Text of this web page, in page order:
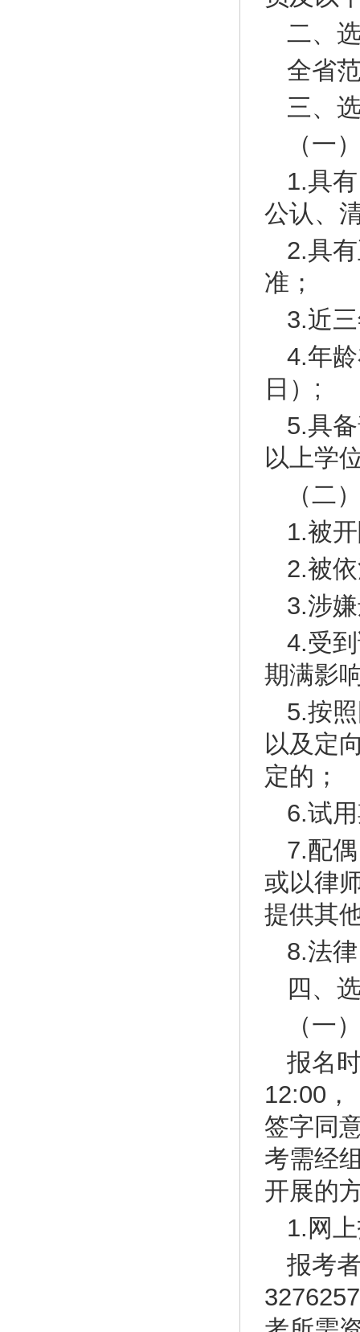
二、
全省
三、
（一
1.具
公认、
2.具
准；
3.近
4.年
日）;
5.具
以上学
（二
1.被
2.被
3.涉
4.受
期满影
5.按
以及定
定的；
6.试
7.配
或以律
提供其
8.法
四、
（一
报名
12:00
签字同
考需经
开展的
1.网
报考